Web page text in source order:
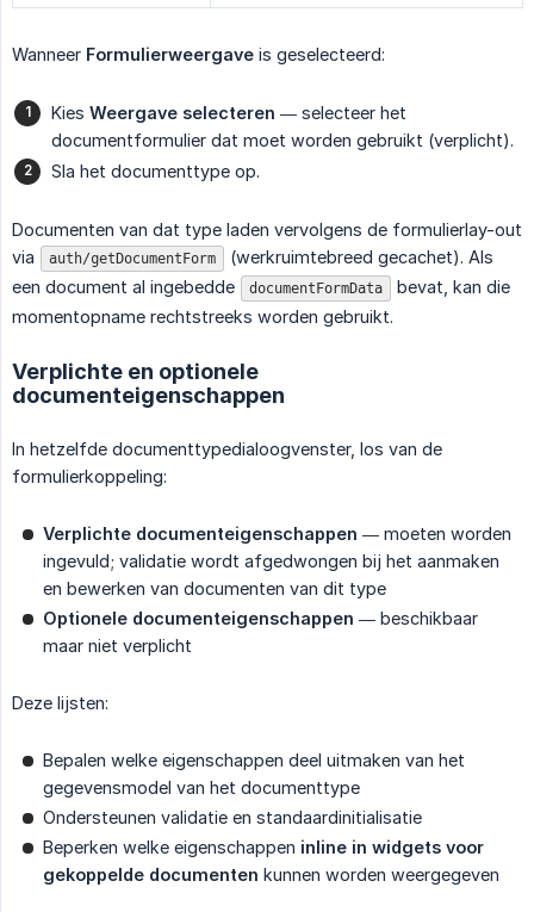
Wanneer Formulierweergave is geselecteerd:
Kies Weergave selecteren — selecteer het
documentformulier dat moet worden gebruikt (verplicht).
Sla het documenttype op.
Documenten van dat type laden vervolgens de formulierlay-out
via
auth/getDocumentForm
(werkruimtebreed gecachet). Als
een document al ingebedde
documentFormData
bevat, kan die
momentopname rechtstreeks worden gebruikt.
Verplichte en optionele
documenteigenschappen
In hetzelfde documenttypedialoogvenster, los van de
formulierkoppeling:
Verplichte documenteigenschappen — moeten worden
ingevuld; validatie wordt afgedwongen bij het aanmaken
en bewerken van documenten van dit type
Optionele documenteigenschappen — beschikbaar
maar niet verplicht
Deze lijsten:
Bepalen welke eigenschappen deel uitmaken van het
gegevensmodel van het documenttype
Ondersteunen validatie en standaardinitialisatie
Beperken welke eigenschappen inline in widgets voor
gekoppelde documenten kunnen worden weergegeven